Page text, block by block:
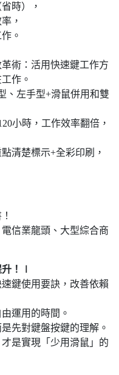
時），
，
。
術：活用快速鍵工作方
作。
、左手型+滑鼠併用和雙
小時，工作效率翻倍，
清楚標示+全彩印刷，
信業龍頭、大型綜合商
！∣
鍵使用要訣，改善依賴
運用的時間。
先對鍵盤按鍵的理解。
是實現「少用滑鼠」的